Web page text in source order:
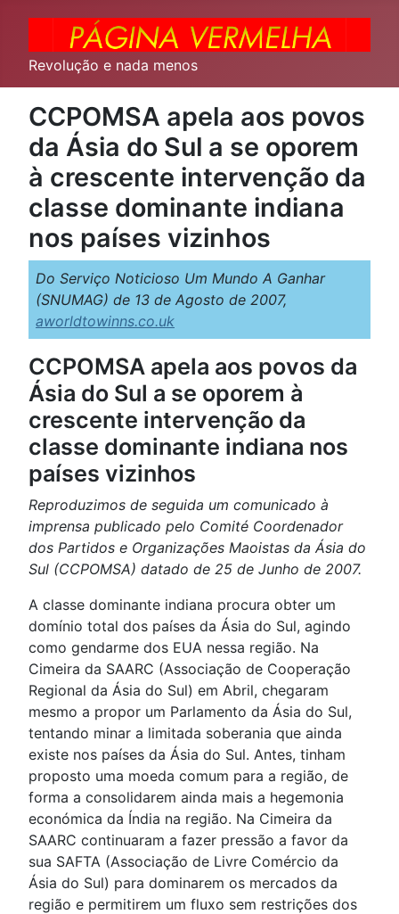
Revolução e nada menos
CCPOMSA apela aos povos
da Ásia do Sul a se oporem
à crescente intervenção da
classe dominante indiana
nos países vizinhos
Do Serviço Noticioso Um Mundo A Ganhar
(SNUMAG) de 13 de Agosto de 2007,
aworldtowinns.co.uk
CCPOMSA apela aos povos da
Ásia do Sul a se oporem à
crescente intervenção da
classe dominante indiana nos
países vizinhos
Reproduzimos de seguida um comunicado à
imprensa publicado pelo Comité Coordenador
dos Partidos e Organizações Maoistas da Ásia do
Sul (CCPOMSA) datado de 25 de Junho de 2007.
A classe dominante indiana procura obter um
domínio total dos países da Ásia do Sul, agindo
como gendarme dos EUA nessa região. Na
Cimeira da SAARC (Associação de Cooperação
Regional da Ásia do Sul) em Abril, chegaram
mesmo a propor um Parlamento da Ásia do Sul,
tentando minar a limitada soberania que ainda
existe nos países da Ásia do Sul. Antes, tinham
proposto uma moeda comum para a região, de
forma a consolidarem ainda mais a hegemonia
económica da Índia na região. Na Cimeira da
SAARC continuaram a fazer pressão a favor da
sua SAFTA (Associação de Livre Comércio da
Ásia do Sul) para dominarem os mercados da
região e permitirem um fluxo sem restrições dos